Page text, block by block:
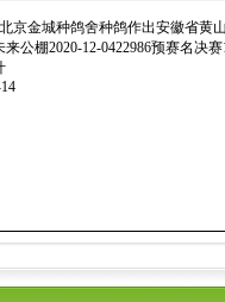
京金城种鸽舍种鸽作出安徽省黄
来公棚2020-12-0422986预赛名决